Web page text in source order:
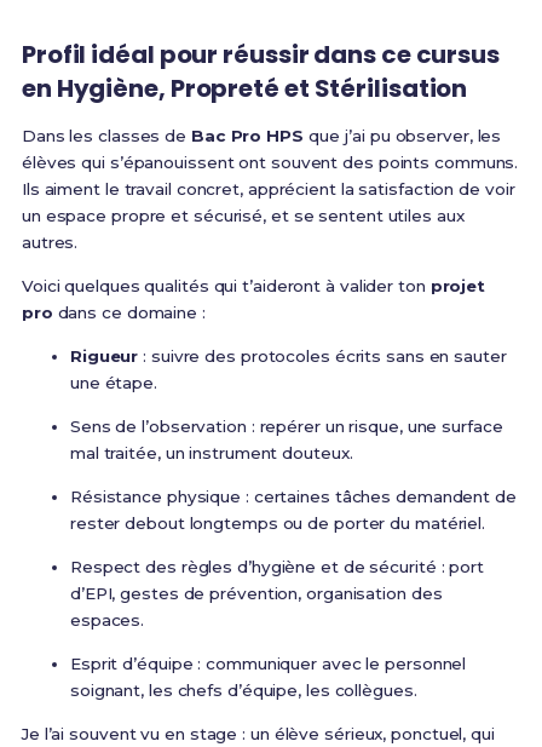
Profil idéal pour réussir dans ce cursus
en Hygiène, Propreté et Stérilisation
Dans les classes de Bac Pro HPS que j’ai pu observer, les
élèves qui s’épanouissent ont souvent des points communs.
Ils aiment le travail concret, apprécient la satisfaction de voir
un espace propre et sécurisé, et se sentent utiles aux
autres.
Voici quelques qualités qui t’aideront à valider ton projet
pro dans ce domaine :
Rigueur : suivre des protocoles écrits sans en sauter
une étape.
Sens de l’observation : repérer un risque, une surface
mal traitée, un instrument douteux.
Résistance physique : certaines tâches demandent de
rester debout longtemps ou de porter du matériel.
Respect des règles d’hygiène et de sécurité : port
d’EPI, gestes de prévention, organisation des
espaces.
Esprit d’équipe : communiquer avec le personnel
soignant, les chefs d’équipe, les collègues.
Je l’ai souvent vu en stage : un élève sérieux, ponctuel, qui